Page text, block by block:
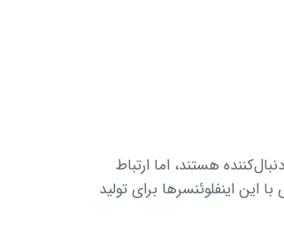
هستند، اما ارتباط
این اینفلوئنسرها برای تولید